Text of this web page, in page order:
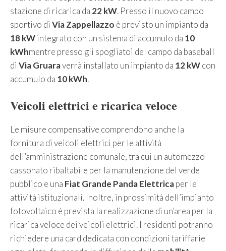
stazione di ricarica da 22 kW. Presso il nuovo campo
sportivo di Via Zappellazzo è previsto un impianto da
18 kWintegrato con un sistema di accumulo da 10
kWhmentre presso gli spogliatoi del campo da baseball
di Via Gruaraverrà installato un impianto da 12 kWcon
accumulo da 10 kWh.
Veicoli elettrici e ricarica veloce
Le misure compensative comprendono anche la
fornitura di veicoli elettrici per le attività
dell’amministrazione comunale, tra cui un automezzo
cassonato ribaltabile per la manutenzione del verde
pubblico e una Fiat Grande Panda Elettricaper le
attività istituzionali. Inoltre, in prossimità dell’impianto
fotovoltaico è prevista la realizzazione di un’area per la
ricarica veloce dei veicoli elettrici. I residenti potranno
richiedere una card dedicata con condizioni tariffarie